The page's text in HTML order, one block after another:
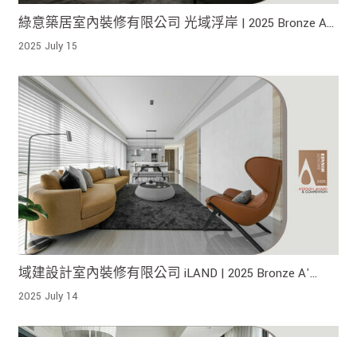
綠意築居室內裝修有限公司 光域浮岸 | 2025 Bronze A'
Design Award 榮獲銀獎!
2025 July 15
域建設計室內裝修有限公司 iLAND | 2025 Bronze A'
Design Award 榮獲銅獎!
2025 July 14